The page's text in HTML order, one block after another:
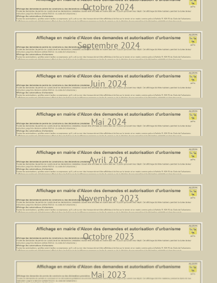
Octobre 2024
Septembre 2024
Juin 2024
Mai 2024
Avril 2024
Novembre 2023
Octobre 2023
Mai 2023